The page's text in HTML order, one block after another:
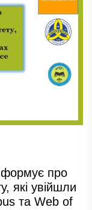
про
які увійшли
та Web of